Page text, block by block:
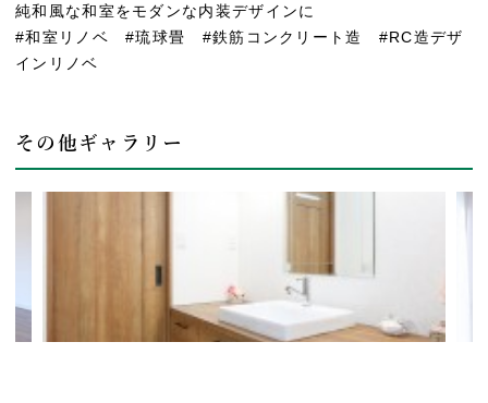
純和風な和室をモダンな内装デザインに
#和室リノベ #琉球畳 #鉄筋コンクリート造 #RC造デザ
インリノベ
その他ギャラリー